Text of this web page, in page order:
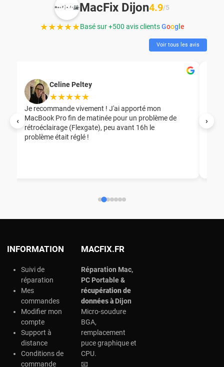
‹ ›
MacFix Dijon4.9/5
★★★★★Basé sur +500 avis clientsGoog e
Voir tous les avis
Celine Peltey
★★★★★
Je recommande vivement ! J'ai apporté mon
MacBook Pro fin de matinée pour un problème de
rétroéclairage (Flexgate), peu avant 16h le
problème était réglé !
INFORMATION
Suivi de
réparation
Mes
commandes
Modifier mon
compte
Support à
distance
Conditions de
commande
MACFIX.FR
Réparation Mac,
PC Portable &
récupération de
données àDijon
Micro-soudure
BGA,
remplacement
puce graphique et
CPU.
📧